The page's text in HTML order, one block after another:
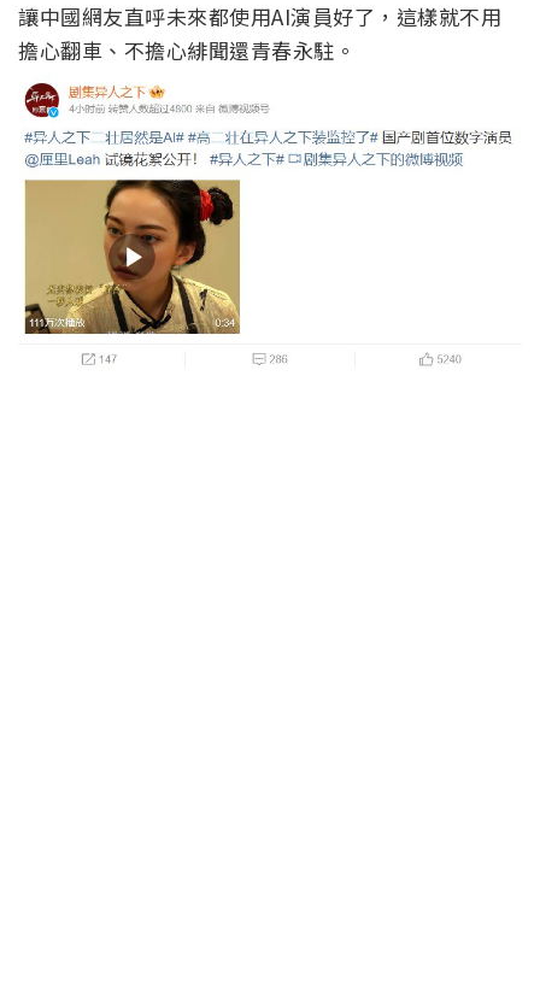
讓中國網友直呼未來都使用AI演員好了，這樣就不用
擔心翻車、不擔心緋聞還青春永駐。